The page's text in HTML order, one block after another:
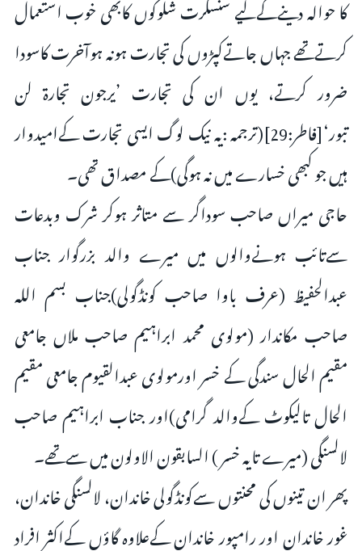
کا حوالہ دینےکےلیے سنسکرت شلوکوں کابھی خوب استعمال
کرتےتھے جہاں جاتےکپڑوں کی تجارت ہونہ ہوآخرت کاسودا
ضرور کرتے، یوں ان کی تجارت ’یرجون تجارۃ لن
تبور‘[فاطر:29](ترجمہ :یہ نیک لوگ ایسی تجارت کےامیدوار
ہیں جو کبھی خسارے میں نہ ہوگی)کے مصداق تھی۔
حاجی میراں صاحب سوداگر سے متاثر ہوکر شرک وبدعات
سےتائب ہونےوالوں میں میرے والد بزرگوار جناب
عبدالحفیظ (عرف باوا صاحب کونڈگولی)جناب بسم اللہ
صاحب مکاندار (مولوی محمد ابراہیم صاحب ملاں جامعی
مقیم الحال سندگی کے خسر اورمولوی عبدالقیوم جامعی مقیم
الحال تالیکوٹ کےوالد گرامی)اور جناب ابراہیم صاحب
لالسنگی (میرے تایہ خسر ) السابقون الاولون میں سےتھے۔
پھر ان تینوں کی محنتوں سےکونڈگولی خاندان، لالسنگی خاندان،
غور خاندان اور رامپور خاندان کےعلاوہ گاؤں کےاکثر افراد